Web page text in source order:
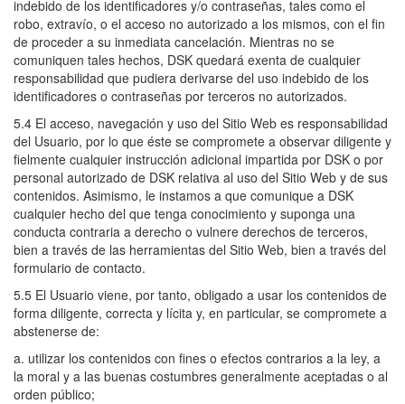
indebido de los identificadores y/o contraseñas, tales como el
robo, extravío, o el acceso no autorizado a los mismos, con el fin
de proceder a su inmediata cancelación. Mientras no se
comuniquen tales hechos, DSK quedará exenta de cualquier
responsabilidad que pudiera derivarse del uso indebido de los
identificadores o contraseñas por terceros no autorizados.
5.4 El acceso, navegación y uso del Sitio Web es responsabilidad
del Usuario, por lo que éste se compromete a observar diligente y
fielmente cualquier instrucción adicional impartida por DSK o por
personal autorizado de DSK relativa al uso del Sitio Web y de sus
contenidos. Asimismo, le instamos a que comunique a DSK
cualquier hecho del que tenga conocimiento y suponga una
conducta contraria a derecho o vulnere derechos de terceros,
bien a través de las herramientas del Sitio Web, bien a través del
formulario de contacto.
5.5 El Usuario viene, por tanto, obligado a usar los contenidos de
forma diligente, correcta y lícita y, en particular, se compromete a
abstenerse de:
a. utilizar los contenidos con fines o efectos contrarios a la ley, a
la moral y a las buenas costumbres generalmente aceptadas o al
orden público;